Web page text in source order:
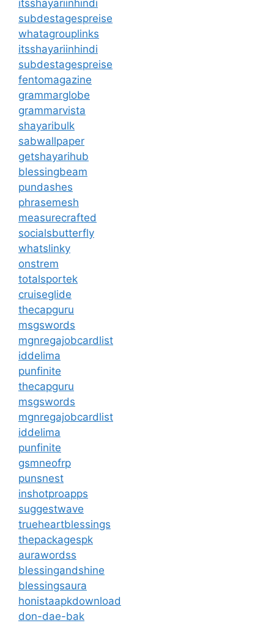
itsshayariinhindi
subdestagespreise
whatagrouplinks
itsshayariinhindi
subdestagespreise
fentomagazine
grammarglobe
grammarvista
shayaribulk
sabwallpaper
getshayarihub
blessingbeam
pundashes
phrasemesh
measurecrafted
socialsbutterfly
whatslinky
onstrem
totalsportek
cruiseglide
thecapguru
msgswords
mgnregajobcardlist
iddelima
punfinite
thecapguru
msgswords
mgnregajobcardlist
iddelima
punfinite
gsmneofrp
punsnest
inshotproapps
suggestwave
trueheartblessings
thepackagespk
aurawordss
blessingandshine
blessingsaura
honistaapkdownload
don-dae-bak